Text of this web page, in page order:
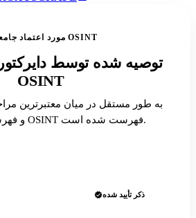
مورد اعتماد جامعه OSINT
توصیه شده توسط
OSINT
به طور مستقل در میان معتبرترین
و فهرست‌های انجمن OSINT فهرست شده است.
ذکر تأیید شده